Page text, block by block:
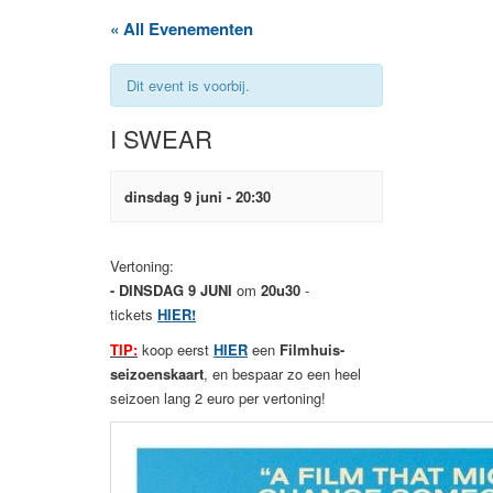
« All Evenementen
Dit event is voorbij.
I SWEAR
dinsdag 9 juni - 20:30
Vertoning:
- DINSDAG 9 JUNI om 20u30 -
tickets HIER!
TIP: koop eerst HIER een Filmhuis-
seizoenskaart, en bespaar zo een heel
seizoen lang 2 euro per vertoning!